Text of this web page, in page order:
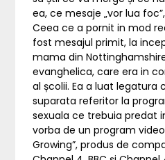
ea, ce mesaje „vor lua
Ceea ce a pornit in mod
fost mesajul primit, la
mama din
evanghelica, care era in
al școlii. Ea a luat legatura
suparata referitor la
sexuala ce trebuia predat
vorba de un program
Growing”, produs de